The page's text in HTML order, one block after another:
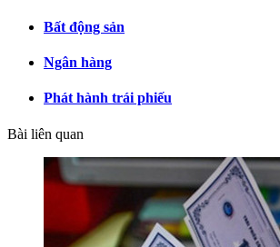
Bất động sản
Ngân hàng
Phát hành trái phiếu
Bài liên quan